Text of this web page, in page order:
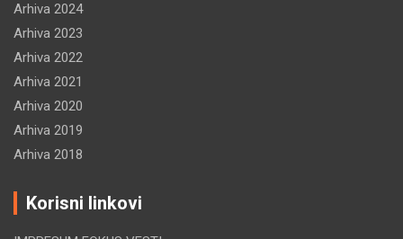
Arhiva 2024
Arhiva 2023
Arhiva 2022
Arhiva 2021
Arhiva 2020
Arhiva 2019
Arhiva 2018
Korisni linkovi